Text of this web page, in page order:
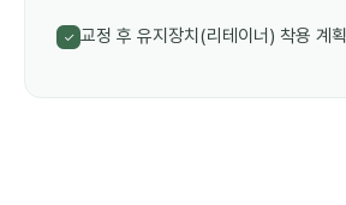
✓ 교정 후 유지장치(리테이너) 착용 계획